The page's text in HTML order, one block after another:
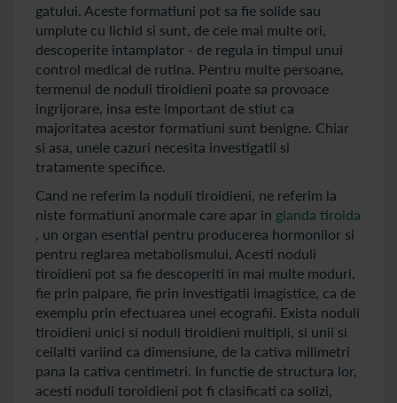
gatului. Aceste formatiuni pot sa fie solide sau
umplute cu lichid si sunt, de cele mai multe ori,
descoperite intamplator - de regula in timpul unui
control medical de rutina. Pentru multe persoane,
termenul de noduli tiroidieni poate sa provoace
ingrijorare, insa este important de stiut ca
majoritatea acestor formatiuni sunt benigne. Chiar
si asa, unele cazuri necesita investigatii si
tratamente specifice.
Cand ne referim la noduli tiroidieni, ne referim la
niste formatiuni anormale care apar in glanda tiroida
, un organ esential pentru producerea hormonilor si
pentru reglarea metabolismului. Acesti noduli
tiroidieni pot sa fie descoperiti in mai multe moduri,
fie prin palpare, fie prin investigatii imagistice, ca de
exemplu prin efectuarea unei ecografii. Exista noduli
tiroidieni unici si noduli tiroidieni multipli, si unii si
ceilalti variind ca dimensiune, de la cativa milimetri
pana la cativa centimetri. In functie de structura lor,
acesti noduli toroidieni pot fi clasificati ca solizi,